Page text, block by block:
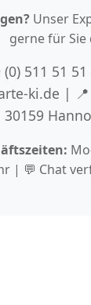
Unser
gerne für Sie
(0) 511 51
ki.de |
30159
| 💬 Chat